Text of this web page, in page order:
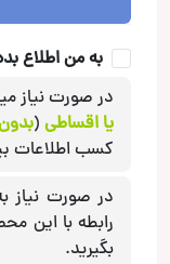
به من اطلاع
در صورت نیاز
یا اقساطی (
کسب اطلاعات
در صورت نیاز
رابطه با این
بگیرید.